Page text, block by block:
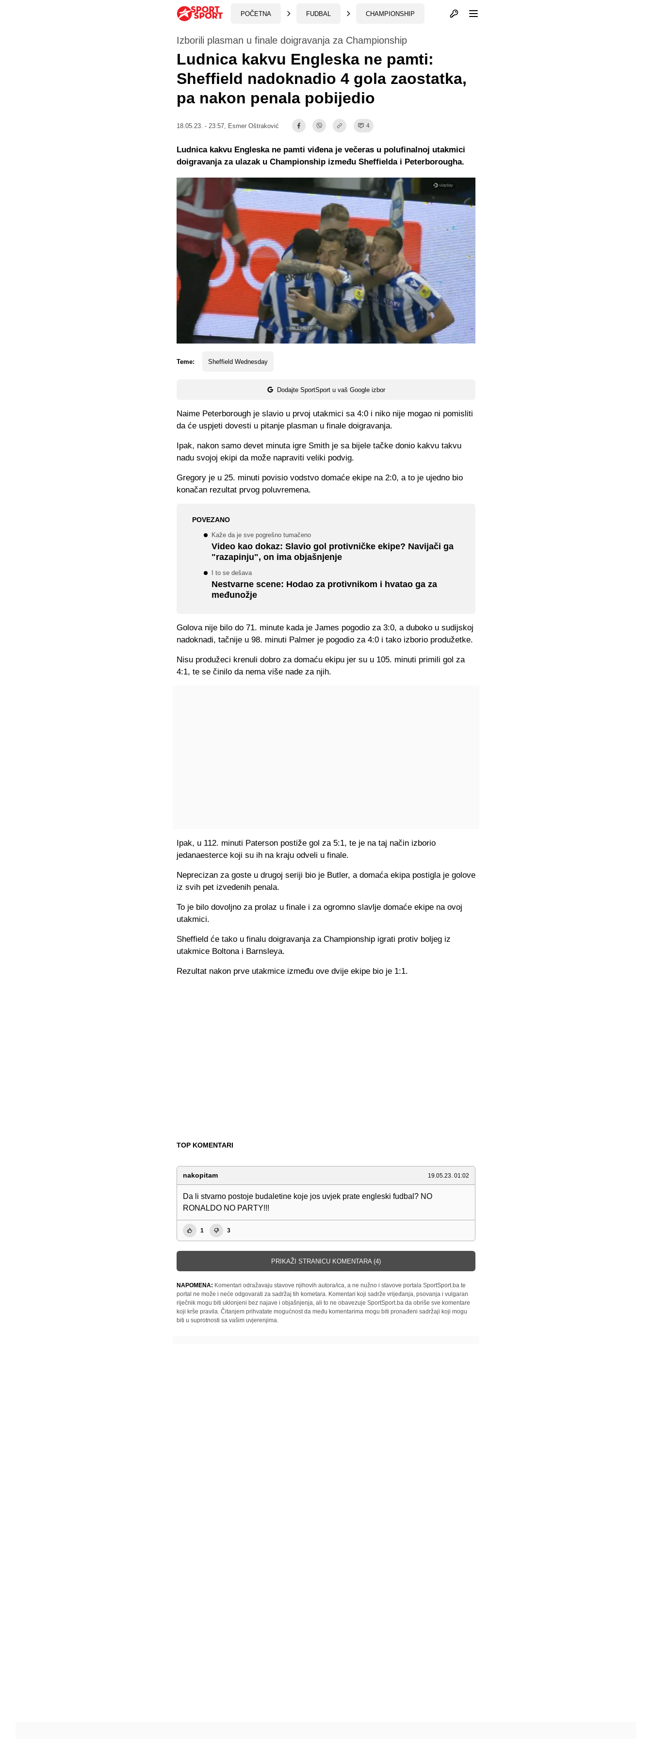
POČETNA FUDBAL CHAMPIONSHIP Otvori profil
Izborili plasman u finale doigravanja za Championship
Ludnica kakvu Engleska ne pamti:
Sheffield nadoknadio 4 gola zaostatka,
pa nakon penala pobijedio
18.05.23. - 23:57, Esmer Oštraković 4
Teme: Sheffield Wednesday
Dodajte SportSport u vaš Google izbor
Ludnica kakvu Engleska ne pamti viđena je večeras u polufinalnoj utakmici
doigravanja za ulazak u Championship između Sheffielda i Peterborougha.
Naime Peterborough je slavio u prvoj utakmici sa 4:0 i niko nije mogao ni pomisliti
da će uspjeti dovesti u pitanje plasman u finale doigravanja.
Ipak, nakon samo devet minuta igre Smith je sa bijele tačke donio kakvu takvu
nadu svojoj ekipi da može napraviti veliki podvig.
Gregory je u 25. minuti povisio vodstvo domaće ekipe na 2:0, a to je ujedno bio
konačan rezultat prvog poluvremena.
POVEZANO
Kaže da je sve pogrešno tumačeno
Video kao dokaz: Slavio gol protivničke ekipe? Navijači ga
"razapinju", on ima objašnjenje
I to se dešava
Nestvarne scene: Hodao za protivnikom i hvatao ga za
međunožje
Golova nije bilo do 71. minute kada je James pogodio za 3:0, a duboko u sudijskoj
nadoknadi, tačnije u 98. minuti Palmer je pogodio za 4:0 i tako izborio produžetke.
Nisu produžeci krenuli dobro za domaću ekipu jer su u 105. minuti primili gol za
4:1, te se činilo da nema više nade za njih.
Ipak, u 112. minuti Paterson postiže gol za 5:1, te je na taj način izborio
jedanaesterce koji su ih na kraju odveli u finale.
Neprecizan za goste u drugoj seriji bio je Butler, a domaća ekipa postigla je golove
iz svih pet izvedenih penala.
To je bilo dovoljno za prolaz u finale i za ogromno slavlje domaće ekipe na ovoj
utakmici.
Sheffield će tako u finalu doigravanja za Championship igrati protiv boljeg iz
utakmice Boltona i Barnsleya.
Rezultat nakon prve utakmice između ove dvije ekipe bio je 1:1.
TOP KOMENTARI
nakopitam 19.05.23. 01:02
Da li stvarno postoje budaletine koje jos uvjek prate engleski fudbal? NO
RONALDO NO PARTY!!!
1 3
PRIKAŽI STRANICU KOMENTARA (4)
NAPOMENA: Komentari odražavaju stavove njihovih autora/ica, a ne nužno i stavove portala SportSport.ba te
portal ne može i neće odgovarati za sadržaj tih kometara. Komentari koji sadrže vrijeđanja, psovanja i vulgaran
riječnik mogu biti uklonjeni bez najave i objašnjenja, ali to ne obavezuje SportSport.ba da obriše sve komentare
koji krše pravila. Čitanjem prihvatate mogućnost da među komentarima mogu biti pronađeni sadržaji koji mogu
biti u suprotnosti sa vašim uvjerenjima.